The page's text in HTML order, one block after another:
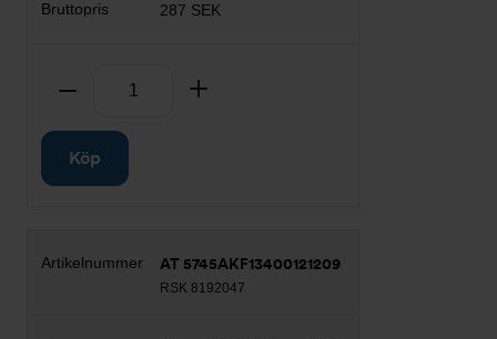
287 SEK
Ta bort
Köp
AT 5745AKF13400121209
RSK 8192047